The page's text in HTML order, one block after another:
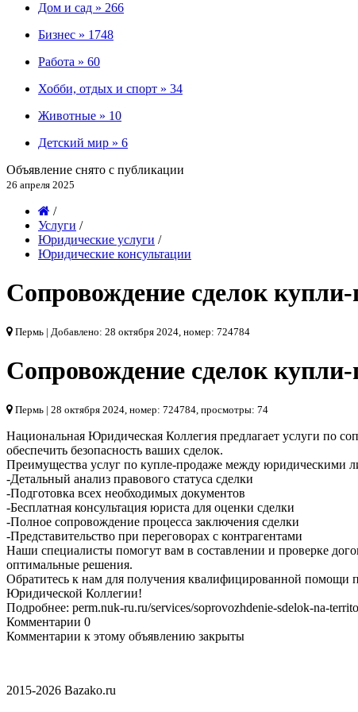
Дом и сад » 266
Бизнес » 1748
Работа » 60
Хобби, отдых и спорт » 34
Животные » 10
Детский мир » 6
Объявление снято с публикации
26 апреля 2025
/
Услуги /
Юридические услуги /
Юридические консультации
Сопровождение сделок
Пермь | Добавлено: 28 октября 2024, номер: 724784
Сопровождение сделок
Пермь | 28 октября 2024, номер: 724784, просмотры: 74
Национальная Юридическая Коллегия предлагает услуги по
обеспечить безопасность ваших сделок.
Преимущества услуг по купле-продаже между юридическими
-Детальный анализ правового статуса сделки
-Подготовка всех необходимых документов
-Бесплатная консультация юриста для оценки сделки
-Полное сопровождение процесса заключения сделки
-Представительство при переговорах с контрагентами
Наши специалисты помогут вам в составлении и проверке
оптимальные решения.
Обратитесь к нам для получения квалифицированной
Юридической Коллегии!
Подробнее: perm.nuk-ru.ru/services/soprovozhdenie-sdelok-na-
Комментарии 0
Комментарии к этому объявлению закрыты
2015-2026 Bazako.ru